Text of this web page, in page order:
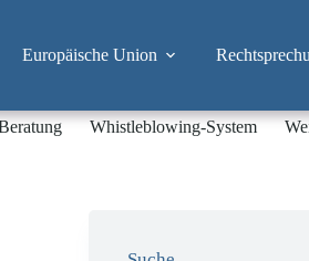
Europäische Union
Whistleblowing-System